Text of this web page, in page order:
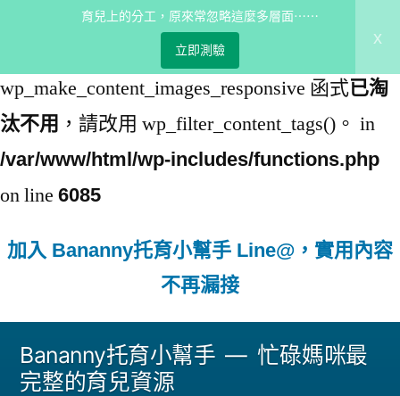
育兒上的分工，原來常忽略這麼多層面⋯⋯
立即測驗
x
: 從 5.5.0 版開始，
wp_make_content_images_responsive 函式已淘
汰不用 ，請改用 wp_filter_content_tags()。 in
/var/www/html/wp-includes/functions.php
on line 6085
加入 Bananny托育小幫手 Line@，實用內容
不再漏接
Bananny托育小幫手
忙碌媽咪最
完整的育兒資源